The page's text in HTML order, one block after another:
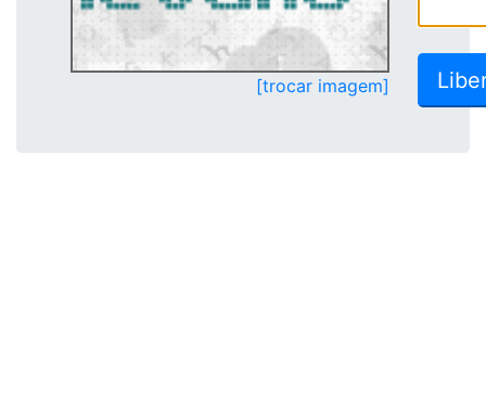
[trocar imagem]